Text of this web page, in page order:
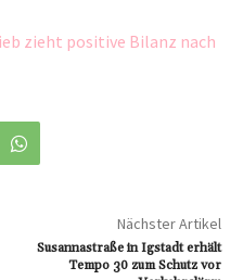
zieht positive Bilanz nach
Nächster Artikel
Susannastraße in Igstadt erhält
Tempo 30 zum Schutz vor